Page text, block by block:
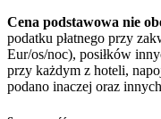
Cena podstawowa nie
podatku płatnego przy
Eur/os/noc), posiłków
przy każdym z hoteli,
podano inaczej oraz